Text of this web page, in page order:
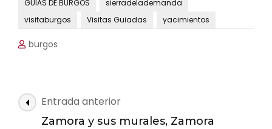
GUIAS DE BURGOS
sierradelademanda
visitaburgos
Visitas Guiadas yacimientos
burgos
Navegación
de
Entrada anterior
Zamora y sus murales, Zamora